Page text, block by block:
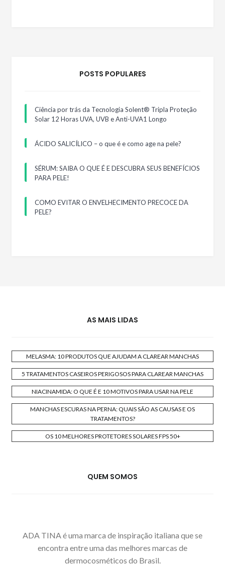
POSTS POPULARES
Ciência por trás da Tecnologia Solent® Tripla Proteção
Solar 12 Horas UVA, UVB e Anti-UVA1 Longo
ÁCIDO SALICÍLICO – o que é e como age na pele?
SÉRUM: SAIBA O QUE É E DESCUBRA SEUS BENEFÍCIOS
PARA PELE!
COMO EVITAR O ENVELHECIMENTO PRECOCE DA
PELE?
AS MAIS LIDAS
MELASMA: 10 PRODUTOS QUE AJUDAM A CLAREAR MANCHAS
5 TRATAMENTOS CASEIROS PERIGOSOS PARA CLAREAR MANCHAS
NIACINAMIDA: O QUE É E 10 MOTIVOS PARA USAR NA PELE
MANCHAS ESCURAS NA PERNA: QUAIS SÃO AS CAUSAS E OS
TRATAMENTOS?
OS 10 MELHORES PROTETORES SOLARES FPS 50+
QUEM SOMOS
ADA TINA é uma marca de inspiração italiana que se
encontra entre uma das melhores marcas de
dermocosméticos do Brasil.